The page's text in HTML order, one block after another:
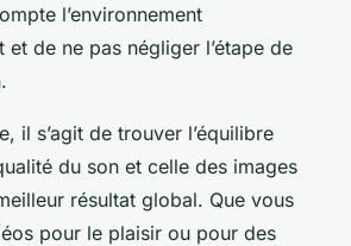
l’environnement
et de ne pas négliger l’étape de
il s’agit de trouver l’équilibre
du son et celle des images
résultat global. Que vous
pour le plaisir ou pour des